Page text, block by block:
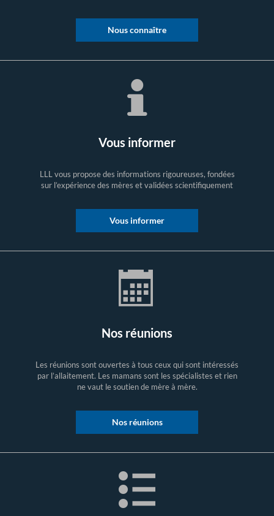
Nous connaître
Vous informer
LLL vous propose des informations rigoureuses, fondées
sur l’expérience des mères et validées scientifiquement
Vous informer
Nos réunions
Les réunions sont ouvertes à tous ceux qui sont intéressés
par l’allaitement. Les mamans sont les spécialistes et rien
ne vaut le soutien de mère à mère.
Nos réunions